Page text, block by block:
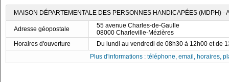
MAISON DÉPARTEMENTALE DES PERSONNES HANDICAPÉES (MDPH) -
Adresse géopostale
55 avenue Charles-de-Gaulle
08000 Charleville-Mézières
Horaires d'ouverture
Du lundi au vendredi de 08h30 à 12h00 et de
Plus d'informations : téléphone, email, horaires,